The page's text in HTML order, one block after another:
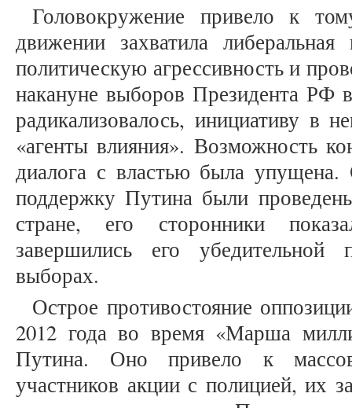
Головокружение привело к
движении захватила либеральная
политическую агрессивность и
накануне выборов Президента РФ
радикализовалось, инициативу в
«агенты влияния». Возможность
диалога с властью была
поддержку Путина были
стране, его сторонники
завершились его убедительной
выборах.
Острое противостояние
2012 года во время «Марша
Путина. Оно привело к
участников акции с полицией, их